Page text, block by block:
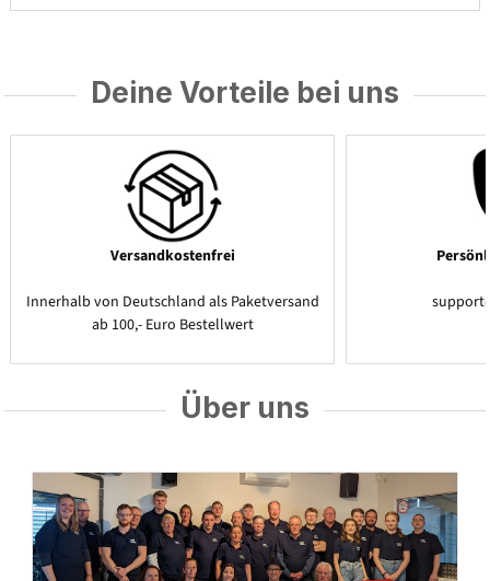
Deine Vorteile bei uns
Versandkostenfrei
Innerhalb von Deutschland als Paketversand
ab 100,- Euro Bestellwert
Über uns